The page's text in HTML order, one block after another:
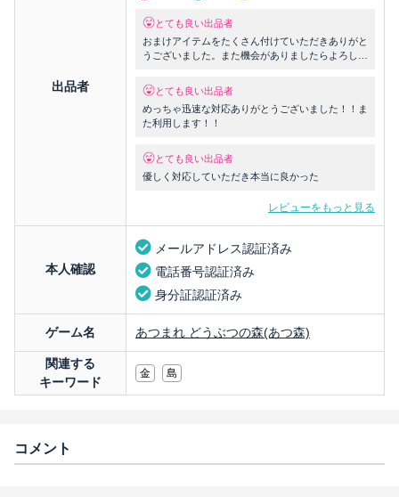
出品者
とても良い出品者
おまけアイテムをたくさん付けていただきありがと
うございました。また機会がありましたらよろしく
とても良い出品者
めっちゃ迅速な対応ありがとうございました！！ま
た利用します！！
とても良い出品者
優しく対応していただき本当に良かった
レビューをもっと見る
本人確認
メールアドレス認証済み
電話番号認証済み
身分証認証済み
ゲーム名 あつまれ どうぶつの森(あつ森)
関連する
キーワード
金 島
コメント